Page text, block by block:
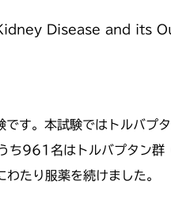
Disease and its
す。本試験ではトルバプ
ち961名はトルバプタン群
り服薬を続けました。